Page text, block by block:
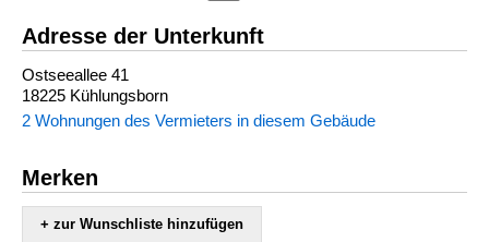
Adresse der Unterkunft
Ostseeallee 41
18225 Kühlungsborn
2 Wohnungen des Vermieters in diesem Gebäude
Merken
+ zur Wunschliste hinzufügen